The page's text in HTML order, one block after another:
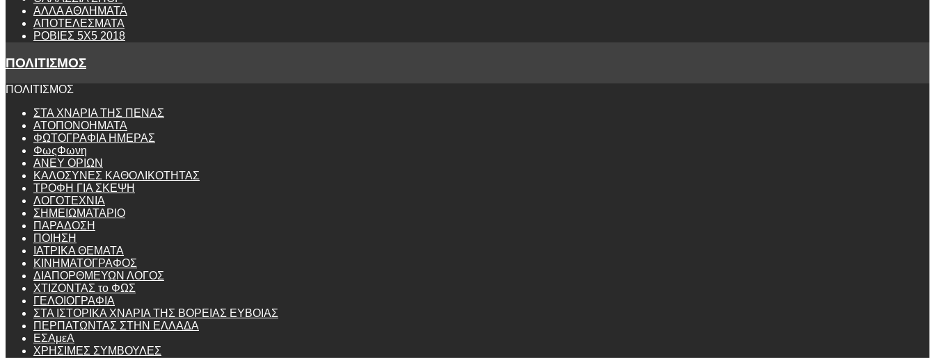
ΑΛΛΑ ΑΘΛΗΜΑΤΑ
ΑΠΟΤΕΛΕΣΜΑΤΑ
ΡΟΒΙΕΣ 5Χ5 2018
ΠΟΛΙΤΙΣΜΟΣ
ΠΟΛΙΤΙΣΜΟΣ
ΣΤΑ ΧΝΑΡΙΑ ΤΗΣ ΠΕΝΑΣ
ΑΤΟΠΟΝΟΗΜΑΤΑ
ΦΩΤΟΓΡΑΦΙΑ ΗΜΕΡΑΣ
ΦωςΦωνη
ANEY ΟΡΙΩΝ
ΚΑΛΟΣΥΝΕΣ ΚΑΘΟΛΙΚΟΤΗΤΑΣ
ΤΡΟΦΗ ΓΙΑ ΣΚΕΨΗ
ΛΟΓΟΤΕΧΝΙΑ
ΣΗΜΕΙΩΜΑΤΑΡΙΟ
ΠΑΡΑΔΟΣΗ
ΠΟΙΗΣΗ
ΙΑΤΡΙΚΑ ΘΕΜΑΤΑ
ΚΙΝΗΜΑΤΟΓΡΑΦΟΣ
ΔΙΑΠΟΡΘΜΕΥΩΝ ΛΟΓΟΣ
ΧΤΙΖΟΝΤΑΣ το ΦΩΣ
ΓΕΛΟΙΟΓΡΑΦΙΑ
ΣΤΑ ΙΣΤΟΡΙΚΑ ΧΝΑΡΙΑ ΤΗΣ ΒΟΡΕΙΑΣ ΕΥΒΟΙΑΣ
ΠΕΡΠΑΤΩΝΤΑΣ ΣΤΗΝ ΕΛΛΑΔΑ
ΕΣΑμεΑ
ΧΡΗΣΙΜΕΣ ΣΥΜΒΟΥΛΕΣ